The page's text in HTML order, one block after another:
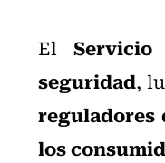
El
seguridad,
reguladores
los